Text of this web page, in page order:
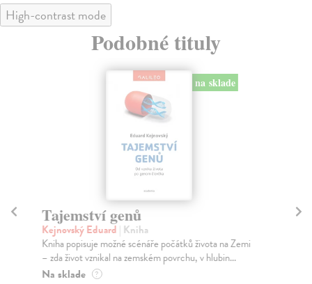
High-contrast mode
Podobné tituly
na sklade
Tajemství genů
Kejnovský Eduard | Kniha
Kniha popisuje možné scénáře počátků života na Zemi
– zda život vznikal na zemském povrchu, v hlubin...
Na sklade ?